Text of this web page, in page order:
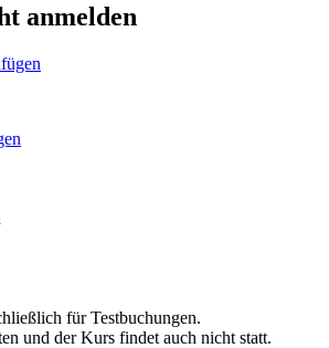
anmelden
für Testbuchungen.
und der Kurs findet auch nicht statt.